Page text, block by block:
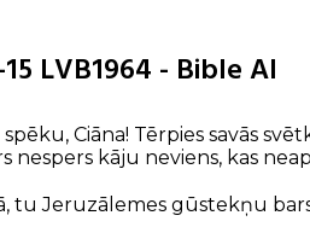
LVB1964 - Bible AI
Ciāna! Tērpies savās
nespers kāju neviens, kas
tu Jeruzālemes gūstekņu